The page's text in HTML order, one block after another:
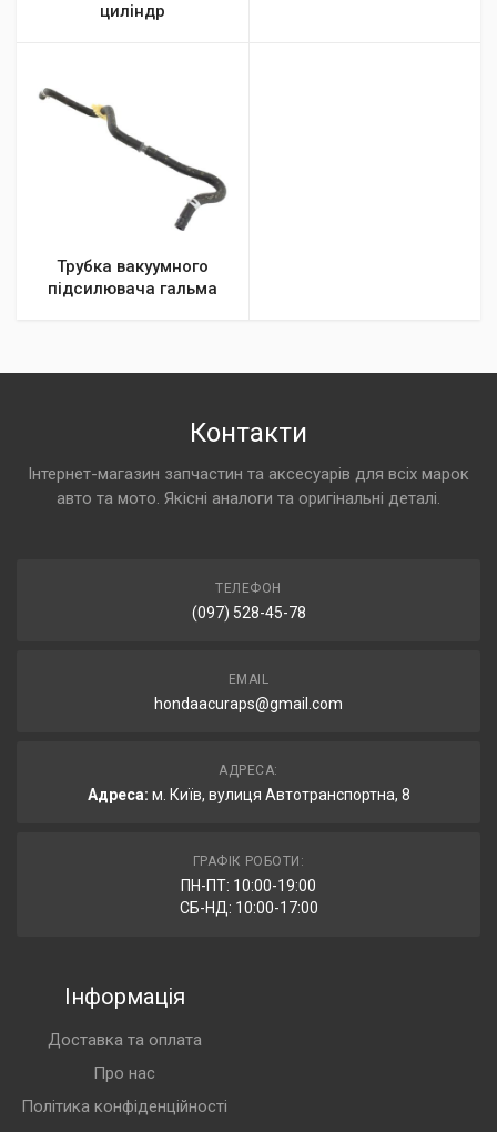
циліндр
Трубка вакуумного
підсилювача гальма
Контакти
Інтернет-магазин запчастин та аксесуарів для всіх марок
авто та мото. Якісні аналоги та оригінальні деталі.
ТЕЛЕФОН
(097) 528-45-78
EMAIL
hondaacuraps@gmail.com
АДРЕСА:
Адреса: м. Київ, вулиця Автотранспортна, 8
ГРАФІК РОБОТИ:
ПН-ПТ: 10:00-19:00
СБ-НД: 10:00-17:00
Інформація
Доставка та оплата
Про нас
Політика конфіденційності